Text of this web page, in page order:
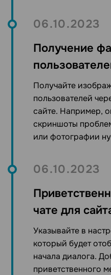
06.10.2023
Получение
Получайте
пользователей
сайте. Например,
скриншоты
или фотографии
06.10.2023
чате для
Указывайте в
который будет
начала диалога.
приветственного